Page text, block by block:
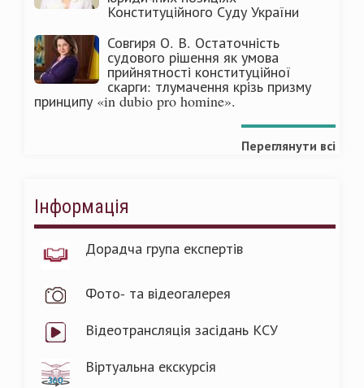
Конституційного Суду України
Совгиря О. В. Остаточність
судового рішення як умова
прийнятності конституційної
скарги: тлумачення крізь призму
принципу «in dubio pro homine».
Переглянути всі
Інформація
Дорадча група експертів
Фото- та відеогалерея
Відеотрансляція засідань КСУ
Віртуальна екскурсія